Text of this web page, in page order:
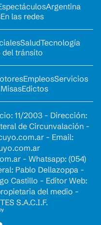
Argentina
En las redes
SaludTecnología
del tránsito
EmpleosServicios
Edictos
11/2003 - Dirección:
de Circunvalación -
- Email:
- Whatsapp: (054)
Pablo Dellazoppa -
Castillo - Editor Web:
del medio -
S.A.C.I.F.